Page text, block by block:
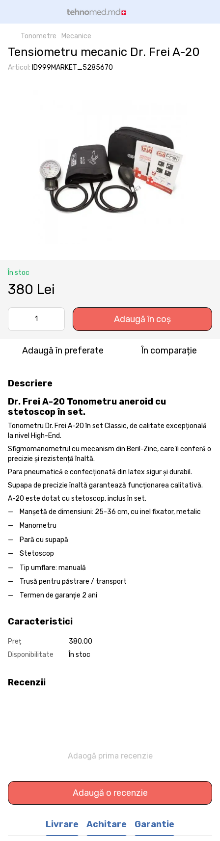
Tonometre Mecanice
Tensiometru mecanic Dr. Frei A-20
Articol: ID999MARKET_5285670
În stoc
380 Lei
Adaugă în coș
Adaugă în preferate În comparație
Descriere
Dr. Frei A-20 Tonometru aneroid cu
stetoscop în set.
Tonometru Dr. Frei A-20 în set Classic, de calitate excepțională
la nivel High-End.
Sfigmomanometrul cu mecanism din Beril-Zinc, care îi conferă o
precizie și rezistență înaltă.
Para pneumatică e confecționată din latex sigur și durabil.
Supapa de precizie înaltă garantează funcționarea calitativă.
A-20 este dotat cu stetoscop, inclus în set.
Manşetă de dimensiuni: 25-36 cm, cu inel fixator, metalic
Manometru
Pară cu supapă
Stetoscop
Tip umflare: manuală
Trusă pentru păstrare / transport
Termen de garanţie 2 ani
Caracteristici
Preț
380.00
Disponibilitate
În stoc
Recenzii
Adaogă prima recenzie
Adaugă o recenzie
Livrare Achitare Garantie